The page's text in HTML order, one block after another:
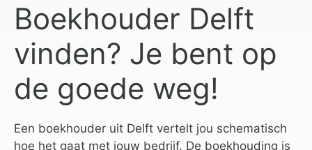
Boekhouder Delft
vinden? Je bent op
de goede weg!
Een boekhouder uit Delft vertelt jou schematisch
hoe het gaat met jouw bedrijf. De boekhouding is